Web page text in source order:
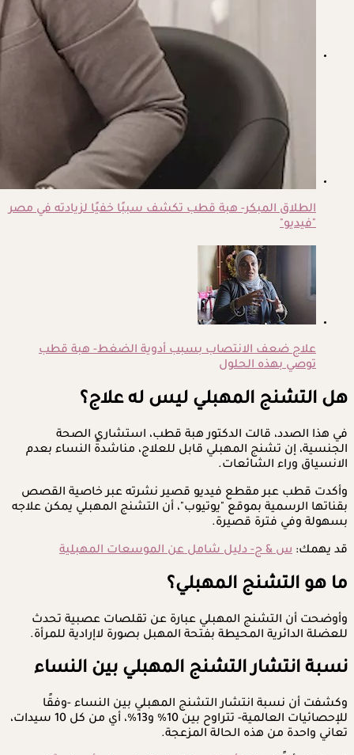
التشنج المهبلي- نصائح مثالية للعلاج
الطلاق المبكر- هبة قطب تكشف سببًا خفيًا لزيادته في مصر
"فيديو"
علاج ضعف الانتصاب بسبب أدوية الضغط- هبة قطب
توصي بهذه الحلول
هل التشنج المهبلي ليس له علاج؟
في هذا الصدد، قالت الدكتور هبة قطب، استشاري الصحة
الجنسية، إن تشنج المهبلي قابل للعلاج، مناشدةً النساء بعدم
الانسياق وراء الشائعات.
وأكدت قطب عبر مقطع فيديو قصير نشرته عبر خاصية القصص
بقناتها الرسمية بموقع "يوتيوب"، أن التشنج المهبلي يمكن علاجه
بسهولة وفي فترة قصيرة.
قد يهمك: س & ج- دليل شامل عن الموسعات المهبلية
ما هو التشنج المهبلي؟
وأوضحت أن التشنج المهبلي عبارة عن تقلصات عصبية تحدث
للعضلة الدائرية المحيطة بفتحة المهبل بصورة لاإرادية للمرأة.
نسبة انتشار التشنج المهبلي بين النساء
وكشفت أن نسبة انتشار التشنج المهبلي بين النساء -وفقًا
للإحصائيات العالمية- تتراوح بين 10% و13%، أي من كل 10 سيدات،
تعاني واحدة من هذه الحالة المزعجة.